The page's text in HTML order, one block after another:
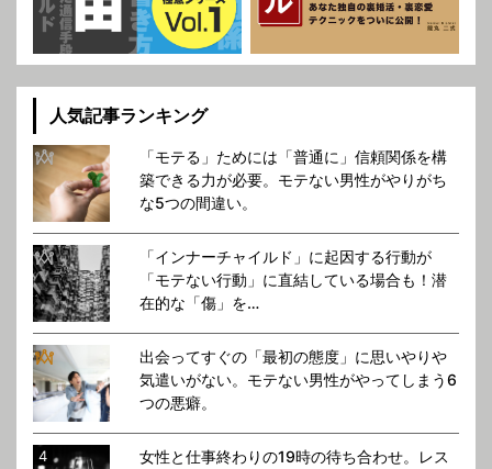
人気記事ランキング
「モテる」ためには「普通に」信頼関係を構
築できる力が必要。モテない男性がやりがち
な5つの間違い。
「インナーチャイルド」に起因する行動が
「モテない行動」に直結している場合も！潜
在的な「傷」を…
出会ってすぐの「最初の態度」に思いやりや
気遣いがない。モテない男性がやってしまう6
つの悪癖。
女性と仕事終わりの19時の待ち合わせ。レス